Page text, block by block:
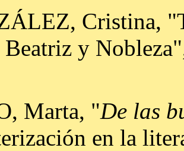
Cristina,
y
Marta, "De las
en la